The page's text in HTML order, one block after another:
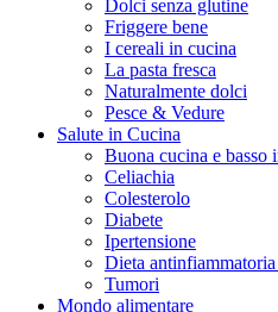
Dolci senza glutine
Friggere bene
I cereali in cucina
La pasta fresca
Naturalmente dolci
Pesce & Vedure
Salute in Cucina
Buona cucina e basso
Celiachia
Colesterolo
Diabete
Ipertensione
Dieta
Tumori
Mondo alimentare